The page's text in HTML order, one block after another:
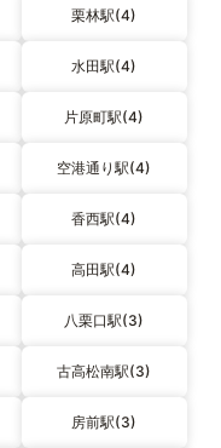
栗林駅(4)
水田駅(4)
片原町駅(4)
空港通り駅(4)
香西駅(4)
高田駅(4)
八栗口駅(3)
古高松南駅(3)
房前駅(3)